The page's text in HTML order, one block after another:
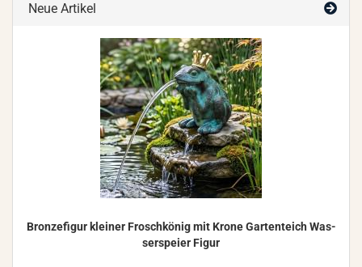
Neue Artikel
Bron­ze­fi­gur klei­ner Frosch­kö­nig mit Krone Gar­ten­teich Was­
ser­spei­er Figur